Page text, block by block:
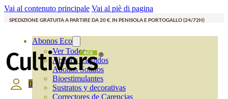
Vai al contenuto principale Vai al piè di pagina
SPEDIZIONE GRATUITA A PARTIRE DA 20 €, IN PENISOLA E PORTOGALLO (24/72H)
Abonos Eco
Ver Todos
Abonos Líquidos
Abonos Solidos
Bioestimulantes
Sustratos y decorativas
Correctores de Carencias
0